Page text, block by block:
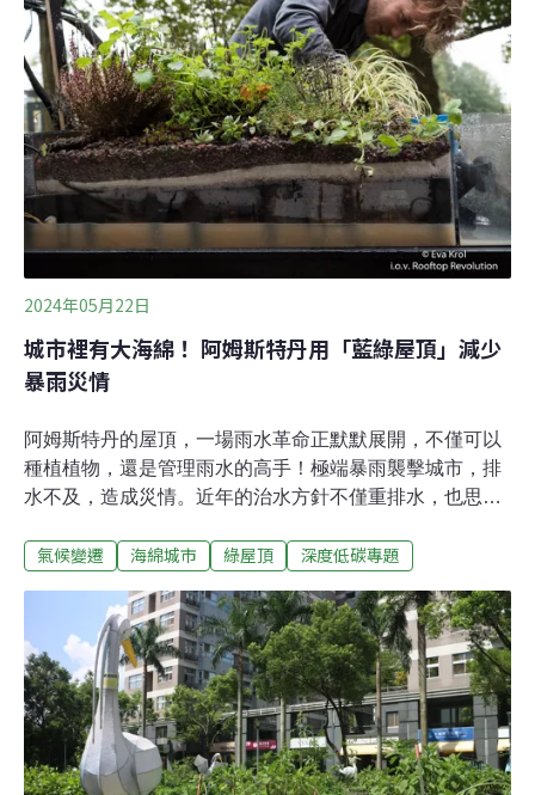
補助，還能降低城市熱島效應。然而，這些屋頂真的都這
麼有效嗎？究竟哪個方案最能拯救人們免受酷熱侵襲？與
其吹冷氣，不如改裝你家屋頂？ 根據英國倫敦大學學院
（University College London）去年在《地球物理研究快
報》（Geophysical Research Letters）發佈的
2024年05月22日
城市裡有大海綿！ 阿姆斯特丹用「藍綠屋頂」減少
暴雨災情
阿姆斯特丹的屋頂，一場雨水革命正默默展開，不僅可以
種植植物，還是管理雨水的高手！極端暴雨襲擊城市，排
水不及，造成災情。近年的治水方針不僅重排水，也思考
將腦筋動到屋頂，用「藍綠屋頂」（blue-green roof）減
藍綠屋頂就是「綠屋頂」的升級版，增加的「藍」指的是
收集和儲存雨水。「就像你家屋頂有座扁平的儲水槽。」
Resilio計畫成員之一，阿姆斯特丹公共水管理公司「水
網」（Waternet）氣候適應官員斯潘（Kasper Spaan）告
訴《Wired》。藍綠屋頂擁有多層結構，最上層跟綠屋頂
一樣，有植物與土壤。第二層是過濾層，防止土壤滲入下
一層。第三層是一個輕型、扁平的儲水槽。最下層是防止
氣候變遷 海綿城市 綠屋頂 深度低碳專題